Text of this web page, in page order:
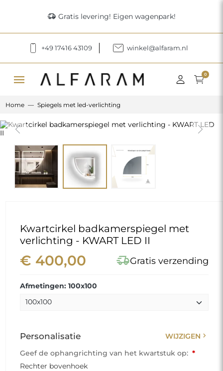
delivery_truck_speed Gratis levering! Eigen wagenpark!
+49 17416 43109 winkel@alfaram.nl
menu 0
Home Spiegels met led-verlichting
Previous Next
Kwartcirkel badkamerspiegel met
verlichting - KWART LED II
€ 400,00 delivery_truck_speedGratis verzending
Afmetingen: 100x100
Personalisatie WIJZIGEN chevron_right
Geef de ophangrichting van het kwartstuk op: *
Rechter bovenhoek